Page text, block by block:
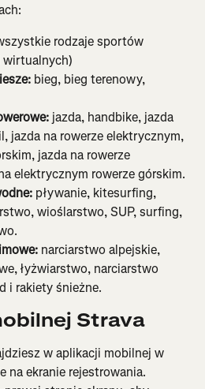
rodzaje sportów
bieg, bieg terenowy,
jazda, handbike, jazda
jazda na rowerze elektrycznym,
jazda na rowerze
elektrycznym rowerze górskim.
pływanie, kitesurfing,
wioślarstwo, SUP, surfing,
narciarstwo alpejskie,
łyżwiarstwo, narciarstwo
i rakiety śnieżne.
Strava
w aplikacji mobilnej w
na ekranie rejestrowania.